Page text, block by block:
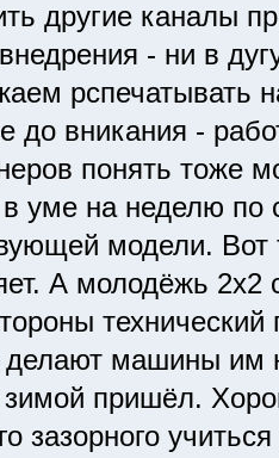
другие каналы
- ни в
рспечатывать
до вникания -
понять тоже
уме на неделю по
модели. Вот
А молодёжь 2х2
делают машины им
пришёл.
зазорного